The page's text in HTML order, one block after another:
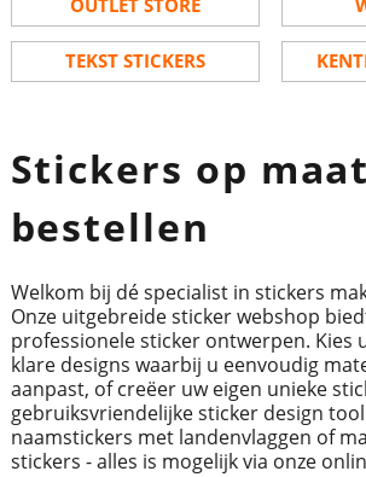
TEKST STICKERS
Stickers op maat
bestellen
Welkom bij dé specialist in stickers
Onze uitgebreide sticker webshop
professionele sticker ontwerpen. Kies
klare designs waarbij u eenvoudig
aanpast, of creëer uw eigen unieke
gebruiksvriendelijke sticker design
naamstickers met landenvlaggen of
stickers - alles is mogelijk via onze